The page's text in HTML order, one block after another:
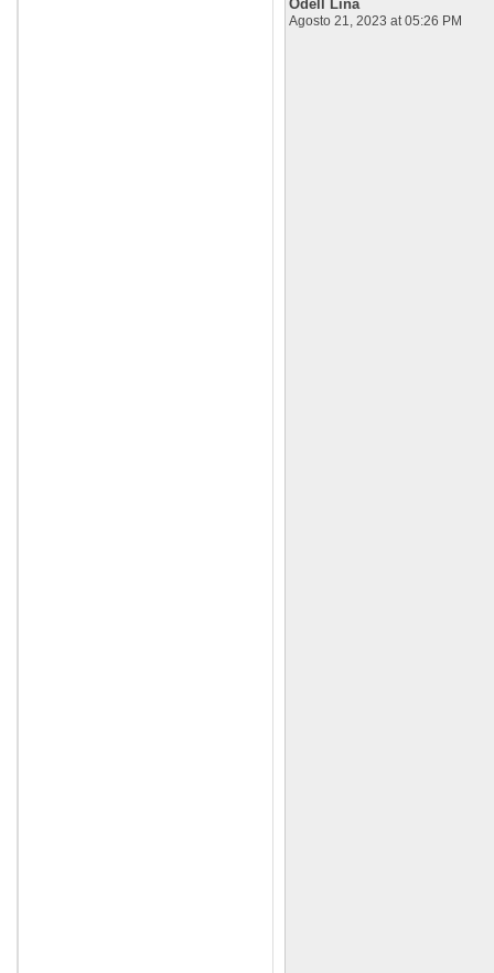
Odell Lina
Agosto 21, 2023 at 05:26 PM